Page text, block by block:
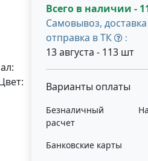
Всего в наличии -
Самовывоз,
отправка в ТК
:
13 августа - 113 шт
Варианты оплаты
Безналичный
расчет
Банковские карты